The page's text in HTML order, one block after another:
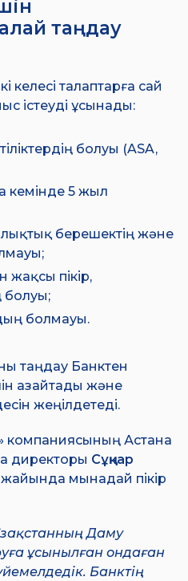
таңдау
келесі талаптарға сай
істеуді ұсынады:
болуы (ASA,
кемінде 5 жыл
берешектің және
жақсы пікір,
болуы;
болмауы.
таңдау Банктен
азайтады және
жеңілдетеді.
компаниясының Астана
директоры Сұңқар
мынадай пікір
Даму
ұсынылған ондаған
Банктің